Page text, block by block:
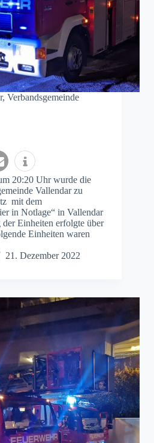
, Verbandsgemeinde
20:20 Uhr wurde die
Vallendar zu
mit dem
in Notlage“ in Vallendar
Einheiten erfolgte über
Einheiten waren
21. Dezember 2022